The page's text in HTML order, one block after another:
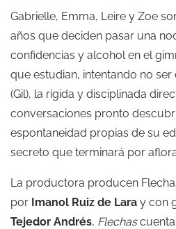
Gabrielle, Emma, Leire y Zoe
años que deciden pasar una
confidencias y alcohol en el
que estudian, intentando no
(Gil), la rígida y disciplinada
conversaciones pronto
espontaneidad propias de su
secreto que terminará por
La productora producen
por Imanol Ruiz de Lara y con
Tejedor Andrés, Flechas